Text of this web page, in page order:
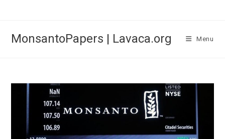
MonsantoPapers | Lavaca.org Menu